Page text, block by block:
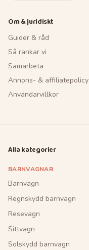
Om & juridiskt
Guider & råd
Så rankar vi
Samarbeta
Annons- & affiliatepolicy
Användarvillkor
Alla kategorier
BARNVAGNAR
Barnvagn
Regnskydd barnvagn
Resevagn
Sittvagn
Solskydd barnvagn